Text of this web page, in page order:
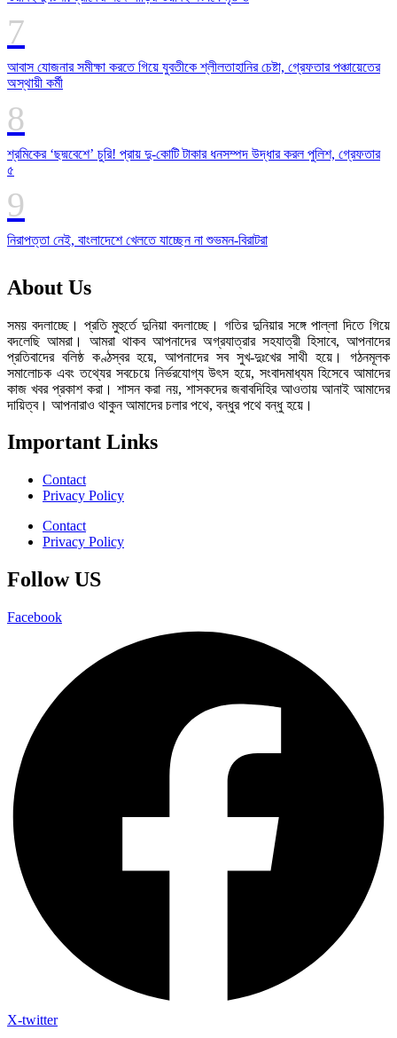
আবাস যোজনার সমীক্ষা করতে গিয়ে যুবতীকে শ্লীলতাহানির চেষ্টা, গ্রেফতার পঞ্চায়েতের
অস্থায়ী কর্মী
শ্রমিকের ‘ছদ্মবেশে’ চুরি! প্রায় দু-কোটি টাকার ধনসম্পদ উদ্ধার করল পুলিশ, গ্রেফতার
৫
নিরাপত্তা নেই, বাংলাদেশে খেলতে যাচ্ছেন না শুভমন-বিরাটরা
About Us
সময় বদলাচ্ছে। প্রতি মুহুর্তে দুনিয়া বদলাচ্ছে। গতির দুনিয়ার সঙ্গে পাল্লা দিতে গিয়ে
বদলেছি আমরা। আমরা থাকব আপনাদের অগ্রযাত্রার সহযাত্রী হিসাবে, আপনাদের
প্রতিবাদের বলিষ্ঠ কণ্ঠস্বর হয়ে, আপনাদের সব সুখ-দুঃখের সাথী হয়ে। গঠনমূলক
সমালোচক এবং তথ্যের সবচেয়ে নির্ভরযোগ্য উ‍ৎস হয়ে, সংবাদমাধ্যম হিসেবে আমাদের
কাজ খবর প্রকাশ করা। শাসন করা নয়, শাসকদের জবাবদিহির আওতায় আনাই আমাদের
দায়িত্ব। আপনারাও থাকুন আমাদের চলার পথে, বন্ধুর পথে বন্ধু হয়ে।
Important Links
Contact
Privacy Policy
Contact
Privacy Policy
Follow US
Facebook
X-twitter